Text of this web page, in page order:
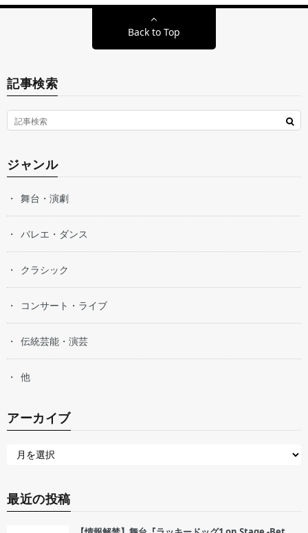
Back to Top
記事検索
ジャンル
舞台・演劇
バレエ・ダンス
クラシック
コンサート・ライブ
伝統芸能・演芸
他
アーカイブ
最近の投稿